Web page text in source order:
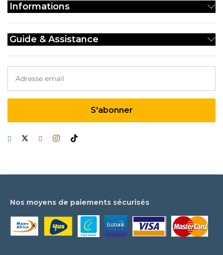
Informations
Guide & Assistance
Nos moyens de paiements sécurisés